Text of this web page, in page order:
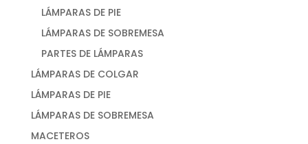
LÁMPARAS DE PIE
LÁMPARAS DE SOBREMESA
PARTES DE LÁMPARAS
LÁMPARAS DE COLGAR
LÁMPARAS DE PIE
LÁMPARAS DE SOBREMESA
MACETEROS